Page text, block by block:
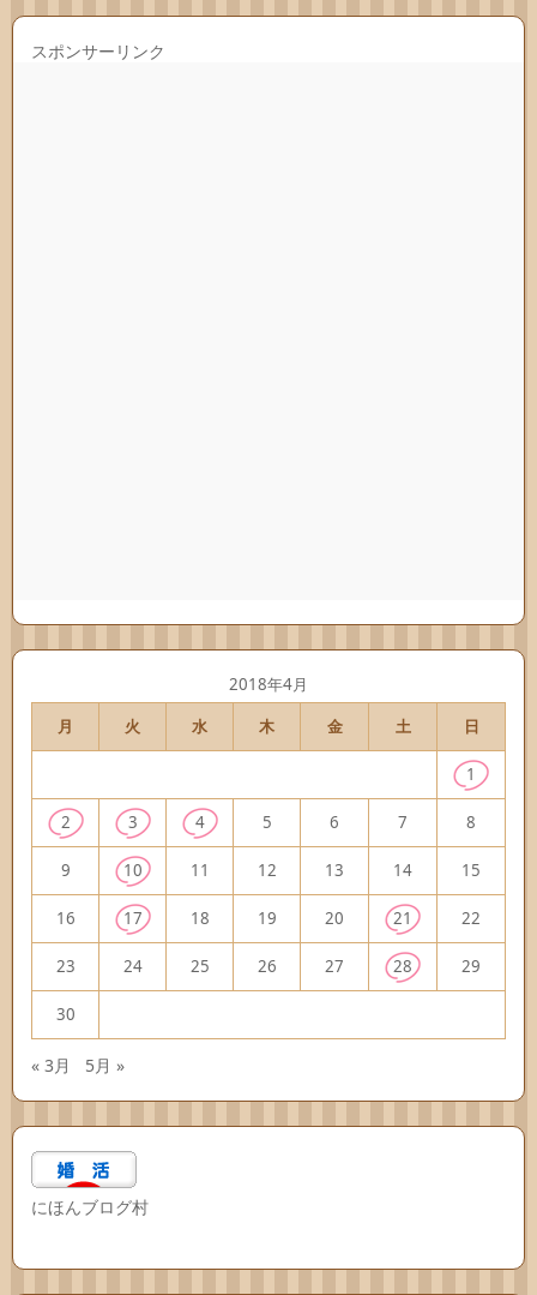
スポンサーリンク
2018年4月
月
火 水 木 金 土 日
1
2 3 4 5 6 7 8
9 10 11 12 13 14 15
16 17 18 19 20 21 22
23 24 25 26 27 28 29
30
« 3月 5月 »
にほんブログ村